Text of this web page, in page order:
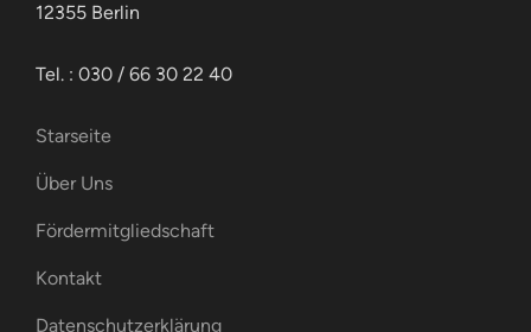
12355 Berlin
Tel. : 030 / 66 30 22 40
Starseite
Über Uns
Fördermitgliedschaft
Kontakt
Datenschutzerklärung